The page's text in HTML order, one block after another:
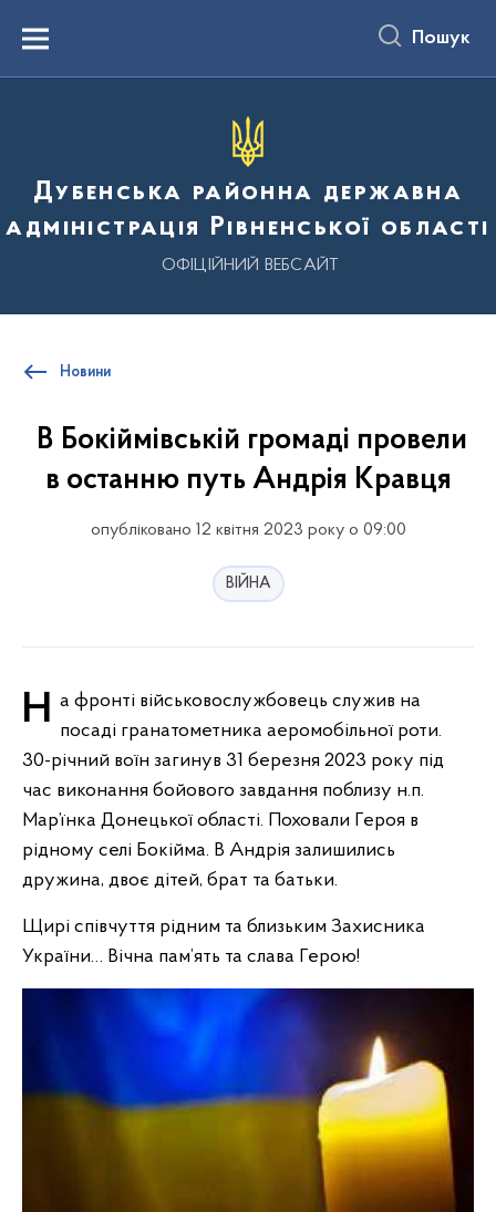
вмістуMenu Пошук
Дубенська районна державна
адміністрація Рівненської області
ОФІЦІЙНИЙ ВЕБСАЙТ
Новини
В Бокіймівській громаді провели
в останню путь Андрія Кравця
опубліковано 12 квітня 2023 року о 09:00
ВІЙНА
На фронті військовослужбовець служив на посаді гранатометника аеромобільної роти.
30-річний воїн загинув 31 березня 2023 року під
час виконання бойового завдання поблизу н.п.
Мар’їнка Донецької області. Поховали Героя в
рідному селі Бокійма. В Андрія залишились
дружина, двоє дітей, брат та батьки.
Щирі співчуття рідним та близьким Захисника
України… Вічна пам’ять та слава Герою!